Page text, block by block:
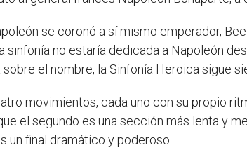
se coronó a sí mismo emperador,
sinfonía no estaría dedicada a Napoleón
el nombre, la Sinfonía Heroica sigue
movimientos, cada uno con su propio
el segundo es una sección más lenta y
un final dramático y poderoso.